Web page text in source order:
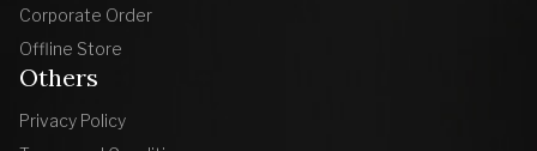
Corporate Order
Offline Store
Others
Privacy Policy